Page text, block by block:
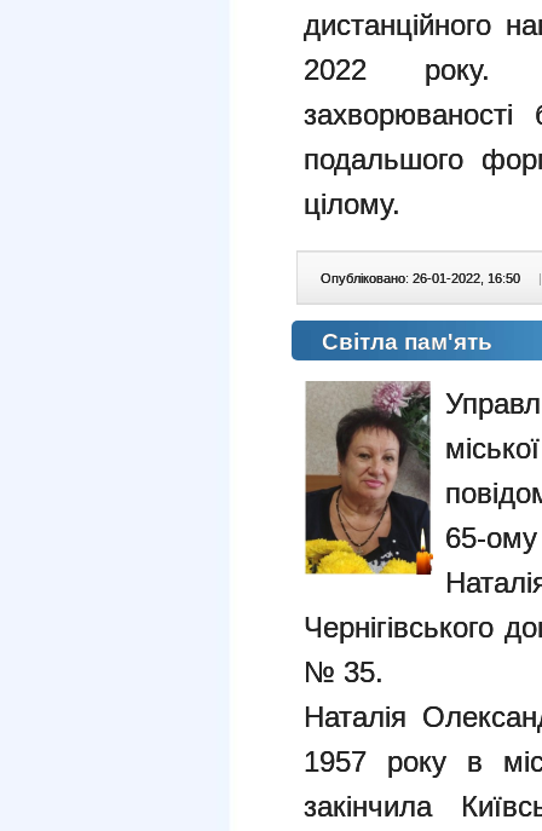
дистанційного
2022 року.
подальшого
цілому.
Опубліковано: 26-01-2022, 16:50 |
Світла пам'ять
65-
Чернігівського
№ 35.
Наталія
1957 року в
закінчила